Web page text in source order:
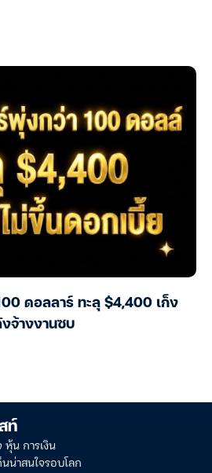
ดอลลาร์ ทะลุ $4,400 เก็ง
จ้างงานซบ
ท์
หุ้น การเงิน
น่าสนใจรอบโลก